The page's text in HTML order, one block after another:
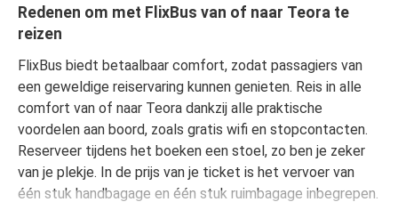
Redenen om met FlixBus van of naar Teora te
reizen
FlixBus biedt betaalbaar comfort, zodat passagiers van
een geweldige reiservaring kunnen genieten. Reis in alle
comfort van of naar Teora dankzij alle praktische
voordelen aan boord, zoals gratis wifi en stopcontacten.
Reserveer tijdens het boeken een stoel, zo ben je zeker
van je plekje. In de prijs van je ticket is het vervoer van
één stuk handbagage en één stuk ruimbagage inbegrepen.